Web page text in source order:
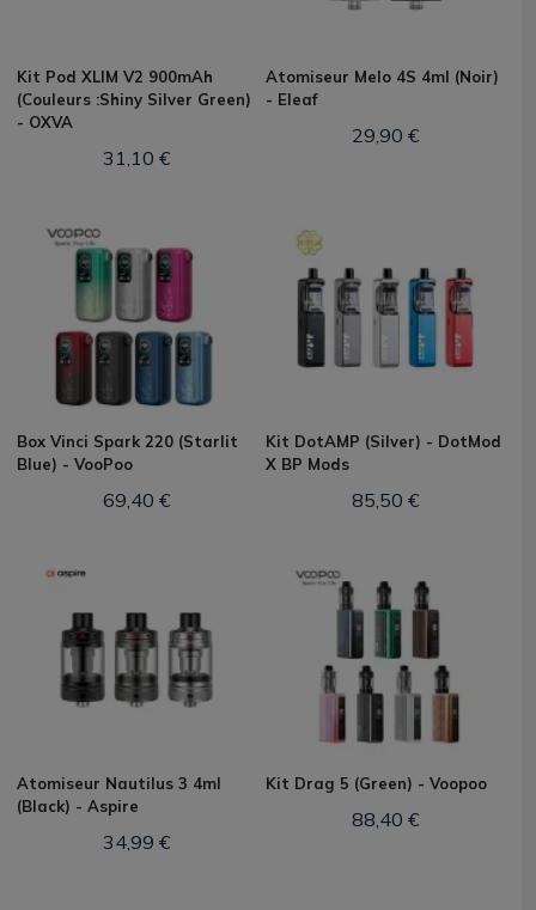
Kit Pod XLIM V2 900mAh
(Couleurs :Shiny Silver Green)
- OXVA
31,10 €
Atomiseur Melo 4S 4ml (Noir)
- Eleaf
29,90 €
Box Vinci Spark 220 (Starlit
Blue) - VooPoo
69,40 €
Kit DotAMP (Silver) - DotMod
X BP Mods
85,50 €
Atomiseur Nautilus 3 4ml
(Black) - Aspire
34,99 €
Kit Drag 5 (Green) - Voopoo
88,40 €